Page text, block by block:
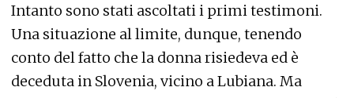
Intanto sono stati ascoltati i primi testimoni.
Una situazione al limite, dunque, tenendo
conto del fatto che la donna risiedeva ed è
deceduta in Slovenia, vicino a Lubiana. Ma